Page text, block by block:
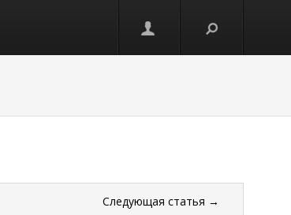
Следующая статья →